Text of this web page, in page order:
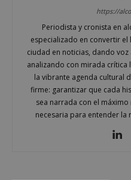
https://
Periodista y cronista en
especializado en convertir
ciudad en noticias, dando
analizando con mirada
la vibrante agenda cultural
firme: garantizar que cada
sea narrada con el
necesaria para entender
AWSALBCORS